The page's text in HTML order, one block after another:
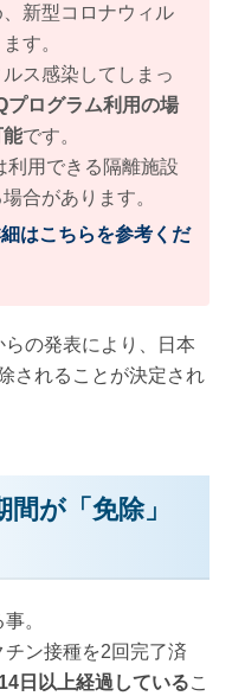
新型コロナウィル
す。
ス感染してしまっ
プログラム利用の場
能です。
用できる隔離施設
合があります。
はこちらを参考くだ
の発表により、日本
されることが決定され
が「免除」
。
ン接種を2回完了済
日以上経過しているこ